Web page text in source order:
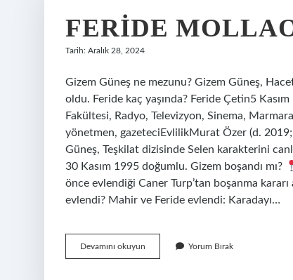
FERIDE
Tarih: Aralık 28, 2024
Gizem Güneş ne mezunu? Gizem Güneş,
oldu. Feride kaç yaşında? Feride Çetin5
Fakültesi, Radyo, Televizyon, Sinema,
yönetmen, gazeteciEvlilikMurat Özer (d.
Güneş, Teşkilat dizisinde Selen karakterini
30 Kasım 1995 doğumlu. Gizem boşandı mı?
önce evlendiği Caner Turp’tan boşanma
evlendi? Mahir ve Feride evlendi: Karadayı…
Devamını okuyun
Mollaoğlu
Yorum Bırak